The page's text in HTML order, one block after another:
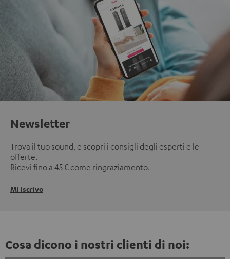
Newsletter
Trova il tuo sound, e scopri i consigli degli esperti e le
offerte.
Ricevi fino a 45 € come ringraziamento.
Mi iscrivo
Cosa dicono i nostri clienti di noi: